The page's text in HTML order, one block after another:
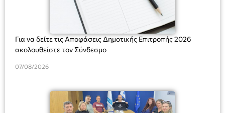
Για να δείτε τις Αποφάσεις Δημοτικής Επιτροπής 2026
ακολουθείστε τον Σύνδεσμο
07/08/2026